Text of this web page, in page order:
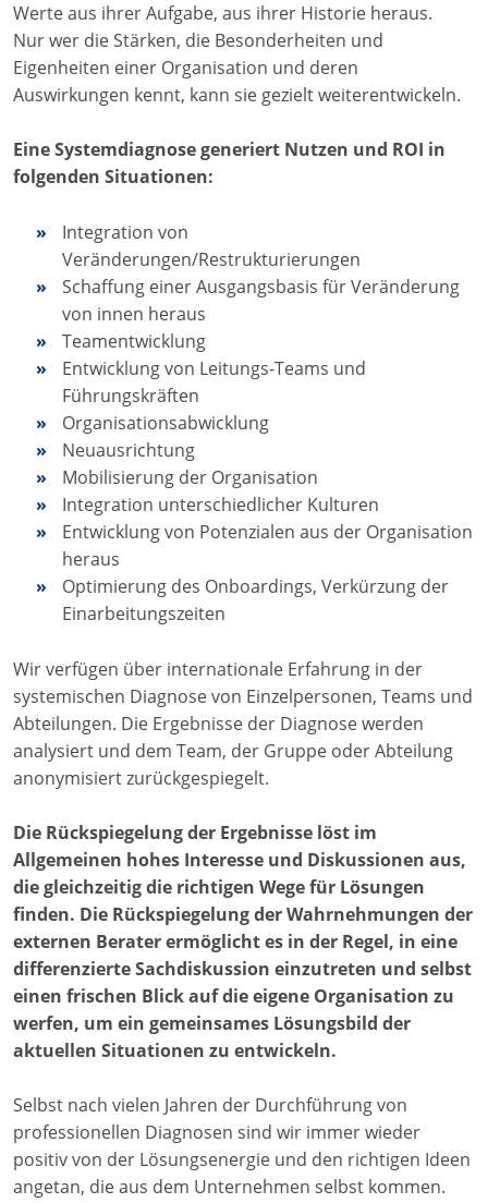
Werte aus ihrer Aufgabe, aus ihrer Historie heraus.
Nur wer die Stärken, die Besonderheiten und
Eigenheiten einer Organisation und deren
Auswirkungen kennt, kann sie gezielt weiterentwickeln.
Eine Systemdiagnose generiert Nutzen und ROI in
folgenden Situationen:
Integration von
Veränderungen/Restrukturierungen
Schaffung einer Ausgangsbasis für Veränderung
von innen heraus
Teamentwicklung
Entwicklung von Leitungs-Teams und
Führungskräften
Organisationsabwicklung
Neuausrichtung
Mobilisierung der Organisation
Integration unterschiedlicher Kulturen
Entwicklung von Potenzialen aus der Organisation
heraus
Optimierung des Onboardings, Verkürzung der
Einarbeitungszeiten
Wir verfügen über internationale Erfahrung in der
systemischen Diagnose von Einzelpersonen, Teams und
Abteilungen. Die Ergebnisse der Diagnose werden
analysiert und dem Team, der Gruppe oder Abteilung
anonymisiert zurückgespiegelt.
Die Rückspiegelung der Ergebnisse löst im
Allgemeinen hohes Interesse und Diskussionen aus,
die gleichzeitig die richtigen Wege für Lösungen
finden. Die Rückspiegelung der Wahrnehmungen der
externen Berater ermöglicht es in der Regel, in eine
differenzierte Sachdiskussion einzutreten und selbst
einen frischen Blick auf die eigene Organisation zu
werfen, um ein gemeinsames Lösungsbild der
aktuellen Situationen zu entwickeln.
Selbst nach vielen Jahren der Durchführung von
professionellen Diagnosen sind wir immer wieder
positiv von der Lösungsenergie und den richtigen Ideen
angetan, die aus dem Unternehmen selbst kommen.